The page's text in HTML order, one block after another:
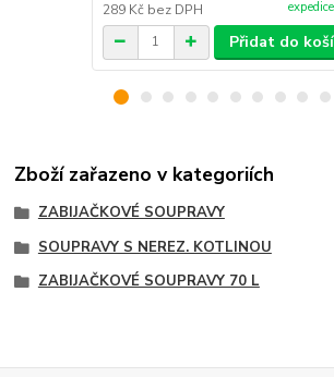
289 Kč bez DPH
Přidat do
Zboží zařazeno v kategoriích
ZABIJAČKOVÉ SOUPRAVY
SOUPRAVY S NEREZ. KOTLINOU
ZABIJAČKOVÉ SOUPRAVY 70 L